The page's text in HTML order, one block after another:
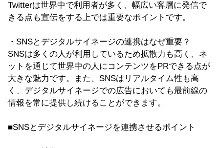
Twitterは世界中で利用者が多く、幅広い客層に発信で
きる点も宣伝をする上では重要なポイントです。
・SNSとデジタルサイネージの連携はなぜ重要？
SNSは多くの人が利用しているため拡散力も高く、ネ
ットを通じて世界中の人にコンテンツをPRできる点が
大きな魅力です。また、SNSはリアルタイム性も高
く、デジタルサイネージでの広告においても最前線の
情報を常に提供し続けることができます。
■SNSとデジタルサイネージを連携させるポイント